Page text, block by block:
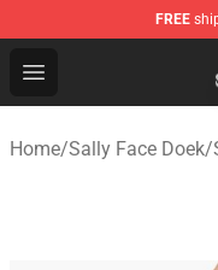
FREE
Open menu
Sally Face Store -
Home/Sally Face Doek/